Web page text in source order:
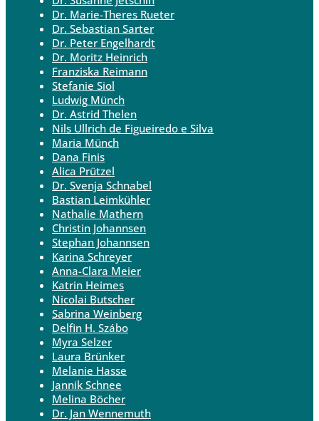
Dr. Marie-Theres Rueter
Dr. Sebastian Sarter
Dr. Peter Engelhardt
Dr. Moritz Heinrich
Franziska Reimann
Stefanie Siol
Ludwig Münch
Dr. Astrid Thelen
Nils Ullrich de Figueiredo e Silva
Maria Münch
Dana Finis
Alica Prützel
Dr. Svenja Schnabel
Bastian Leimkühler
Nathalie Mathern
Christin Johannsen
Stephan Johannsen
Karina Schreyer
Anna-Clara Meier
Katrin Heimes
Nicolai Butscher
Sabrina Weinberg
Delfin H. Szábo
Myra Selzer
Laura Brünker
Melanie Hasse
Jannik Schnee
Melina Böcher
Dr. Jan Wennemuth